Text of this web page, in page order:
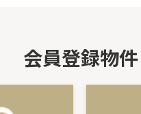
会員登録物件